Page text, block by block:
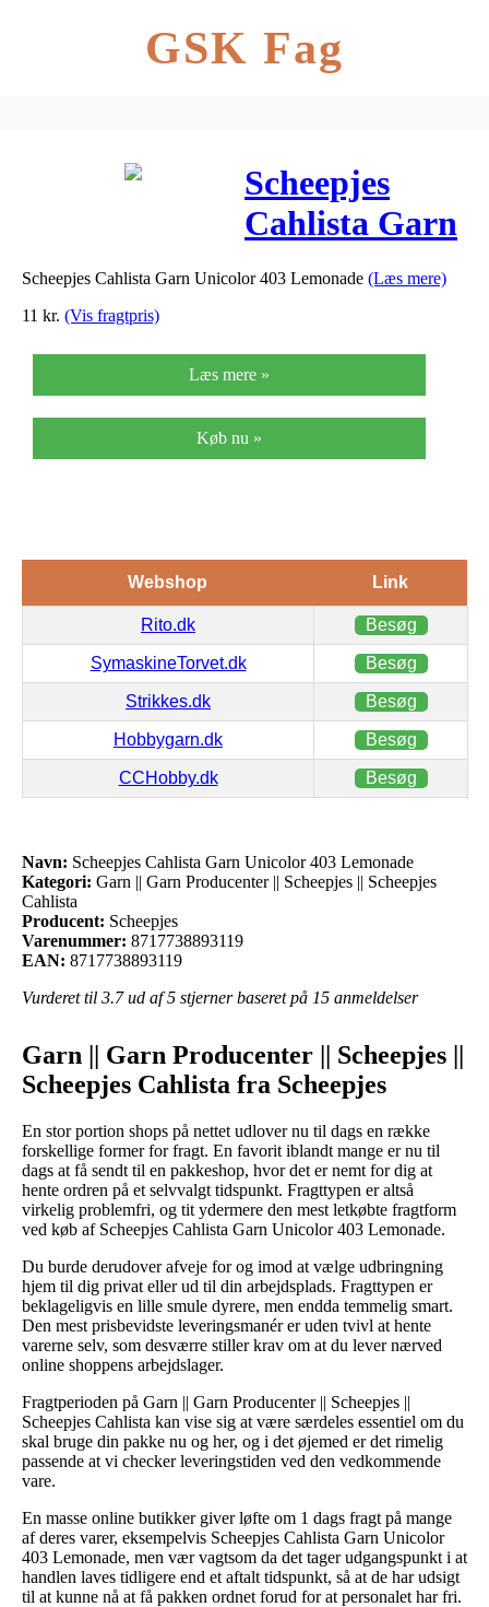
GSK Fag
Scheepjes
Cahlista Garn
Unicolor 403
Scheepjes Cahlista Garn Unicolor 403 Lemonade (Læs mere)
11 kr. (Vis fragtpris)
Læs mere »
Køb nu »
Webshop Link
Rito.dk Besøg
SymaskineTorvet.dk Besøg
Strikkes.dk Besøg
Hobbygarn.dk Besøg
CCHobby.dk Besøg
Navn: Scheepjes Cahlista Garn Unicolor 403 Lemonade
Kategori: Garn || Garn Producenter || Scheepjes || Scheepjes
Cahlista
Producent: Scheepjes
Varenummer: 8717738893119
EAN: 8717738893119
Vurderet til 3.7ud af 5 stjerner baseret på 15 anmeldelser
Garn || Garn Producenter || Scheepjes ||
Scheepjes Cahlista fra Scheepjes
En stor portion shops på nettet udlover nu til dags en række
forskellige former for fragt. En favorit iblandt mange er nu til
dags at få sendt til en pakkeshop, hvor det er nemt for dig at
hente ordren på et selvvalgt tidspunkt. Fragttypen er altså
virkelig problemfri, og tit ydermere den mest letkøbte fragtform
ved køb af Scheepjes Cahlista Garn Unicolor 403 Lemonade.
Du burde derudover afveje for og imod at vælge udbringning
hjem til dig privat eller ud til din arbejdsplads. Fragttypen er
beklageligvis en lille smule dyrere, men endda temmelig smart.
Den mest prisbevidste leveringsmanér er uden tvivl at hente
varerne selv, som desværre stiller krav om at du lever nærved
online shoppens arbejdslager.
Fragtperioden på Garn || Garn Producenter || Scheepjes ||
Scheepjes Cahlista kan vise sig at være særdeles essentiel om du
skal bruge din pakke nu og her, og i det øjemed er det rimelig
passende at vi checker leveringstiden ved den vedkommende
vare.
En masse online butikker giver løfte om 1 dags fragt på mange
af deres varer, eksempelvis Scheepjes Cahlista Garn Unicolor
403 Lemonade, men vær vagtsom da det tager udgangspunkt i at
handlen laves tidligere end et aftalt tidspunkt, så at de har udsigt
til at kunne nå at få pakken ordnet forud for at personalet har fri.